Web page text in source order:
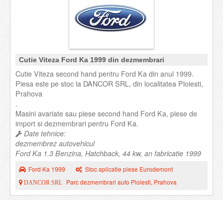
Cutie Viteza Ford Ka 1999 din dezmembrari
Cutie Viteza second hand pentru Ford Ka din anul 1999.
Piesa este pe stoc la DANCOR SRL, din localitatea Ploiesti,
Prahova
.
Masini avariate sau piese second hand Ford Ka, piese de
import si dezmembrari pentru Ford Ka.
Date tehnice:
dezmembrez autovehicul
Ford Ka 1.3 Benzina, Hatchback, 44 kw, an fabricatie 1999
Ford Ka 1999 Stoc aplicatie piese Eurodemont
DANCOR SRL Parc dezmembrari auto Ploiesti, Prahova